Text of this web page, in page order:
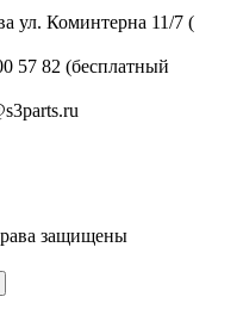
ул. Коминтерна 11/7 (
57 82 (бесплатный
защищены